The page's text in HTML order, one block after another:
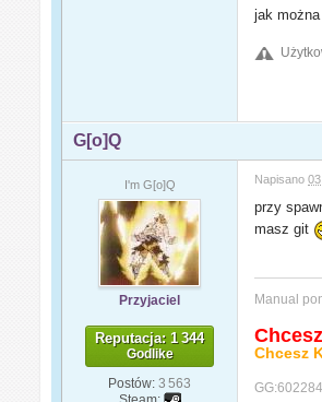
jak
G[o]Q
I'm G[o]Q
Przyjaciel
Reputacja: 1 344
Godlike
Postów: 3 563
Napisano
przy
masz git
Manual
Chcesz